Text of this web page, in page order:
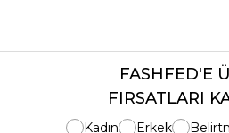
FASHFED'E
FIRSATLARI
Kadın Erkek